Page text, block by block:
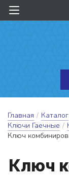
Главная / Каталог
Ключи Гаечные /
Ключ
Ключ